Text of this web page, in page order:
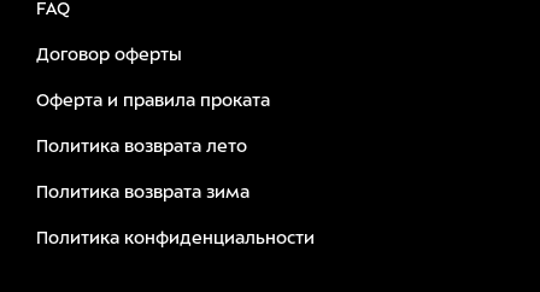
FAQ
Договор оферты
Оферта и правила проката
Политика возврата лето
Политика возврата зима
Политика конфиденциальности